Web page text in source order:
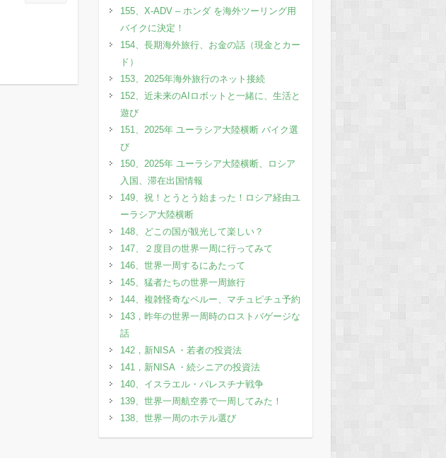
155、X-ADV – ホンダ を海外ツーリング用
バイクに決定！
154、長期海外旅行、お金の話（現金とカー
ド）
153、2025年海外旅行のネット接続
152、近未来のAIロボットと一緒に、生活と
遊び
151、2025年 ユーラシア大陸横断 バイク選
び
150、2025年 ユーラシア大陸横断、ロシア
入国、滞在出国情報
149、祝！とうとう始まった！ロシア経由ユ
ーラシア大陸横断
148、どこの国が観光して楽しい？
147、２度目の世界一周に行ってみて
146、世界一周するにあたって
145、猛者たちの世界一周旅行
144、複雑怪奇なペルー、マチュピチュ予約
143，昨年の世界一周時のロストバゲージな
話
142，新NISA ・若者の投資法
141，新NISA ・続シニアの投資法
140、イスラエル・パレスチナ戦争
139、世界一周航空券で一周してみた！
138、世界一周のホテル選び